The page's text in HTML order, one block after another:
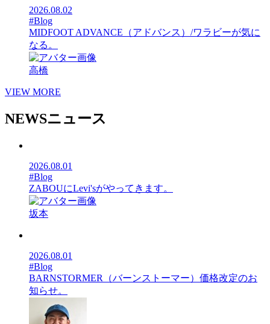
2026.08.02
#Blog
MIDFOOT ADVANCE（アドバンス）/ワラビーが気に
なる。
高橋
VIEW MORE
NEWSニュース
2026.08.01
#Blog
ZABOUにLevi'sがやってきます。
坂本
2026.08.01
#Blog
BARNSTORMER（バーンストーマー）価格改定のお
知らせ。